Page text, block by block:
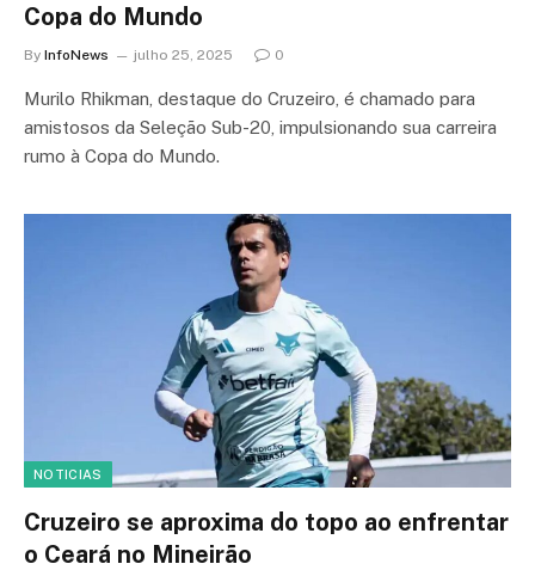
Copa do Mundo
By InfoNews julho 25, 2025 0
Murilo Rhikman, destaque do Cruzeiro, é chamado para
amistosos da Seleção Sub-20, impulsionando sua carreira
rumo à Copa do Mundo.
NOTICIAS
Cruzeiro se aproxima do topo ao enfrentar
o Ceará no Mineirão